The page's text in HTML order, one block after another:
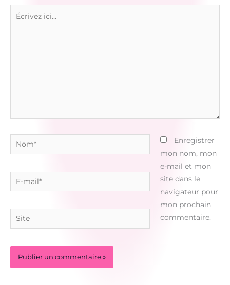
Nom*
E-
mail*
Site
Enregistrer
mon nom, mon
e-mail et mon
site dans le
navigateur pour
mon prochain
commentaire.